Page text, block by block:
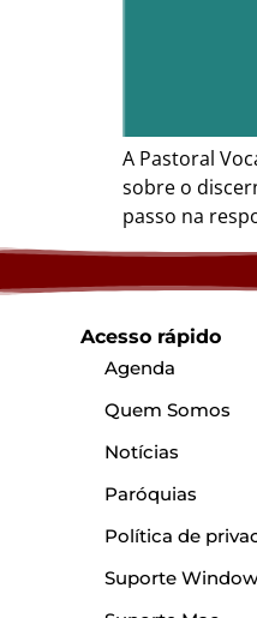
A Pastoral
sobre o
passo na
Acesso rápido
Agenda
Quem Somos
Notícias
Paróquias
Política de
Suporte